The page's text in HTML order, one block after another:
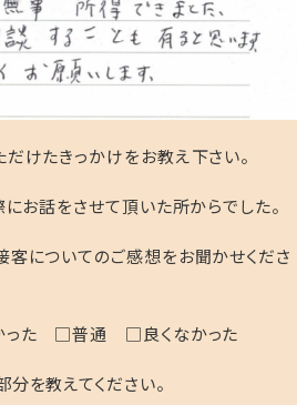
けたきっかけをお教え下さい。
お話をさせて頂いた所からでした。
客についてのご感想をお聞かせくださ
た □普通 □良くなかった
を教えてください。